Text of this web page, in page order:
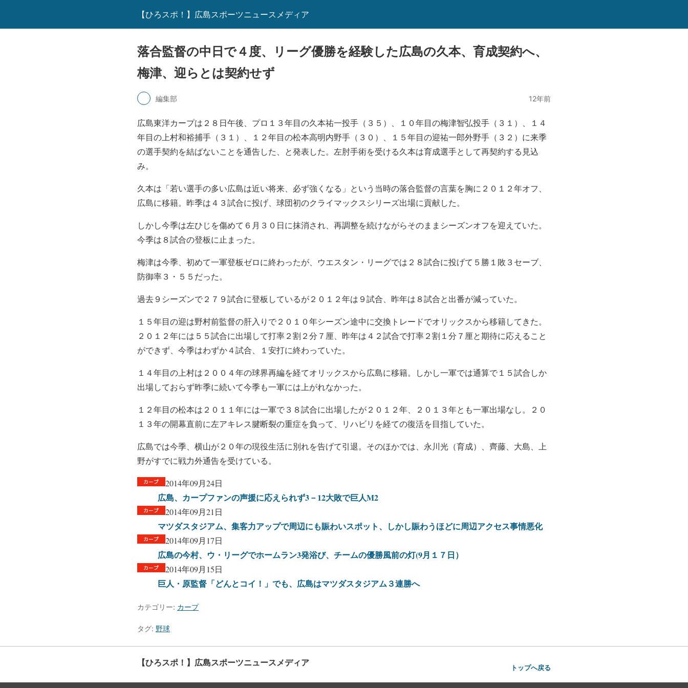
【ひろスポ！】広島スポーツニュースメディア
落合監督の中日で４度、リーグ優勝を経験した広島の久本、育成契約へ、
梅津、迎らとは契約せず
編集部 12年前
広島東洋カープは２８日午後、プロ１３年目の久本祐一投手（３５）、１０年目の梅津智弘投手（３１）、１４
年目の上村和裕捕手（３１）、１２年目の松本高明内野手（３０）、１５年目の迎祐一郎外野手（３２）に来季
の選手契約を結ばないことを通告した、と発表した。左肘手術を受ける久本は育成選手として再契約する見込
み。
久本は「若い選手の多い広島は近い将来、必ず強くなる」という当時の落合監督の言葉を胸に２０１２年オフ、
広島に移籍。昨季は４３試合に投げ、球団初のクライマックスシリーズ出場に貢献した。
しかし今季は左ひじを傷めて６月３０日に抹消され、再調整を続けながらそのままシーズンオフを迎えていた。
今季は８試合の登板に止まった。
梅津は今季、初めて一軍登板ゼロに終わったが、ウエスタン・リーグでは２８試合に投げて５勝１敗３セーブ、
防御率３・５５だった。
過去９シーズンで２７９試合に登板しているが２０１２年は９試合、昨年は８試合と出番が減っていた。
１５年目の迎は野村前監督の肝入りで２０１０年シーズン途中に交換トレードでオリックスから移籍してきた。
２０１２年には５５試合に出場して打率２割２分７厘、昨年は４２試合で打率２割１分７厘と期待に応えること
ができず、今季はわずか４試合、１安打に終わっていた。
１４年目の上村は２００４年の球界再編を経てオリックスから広島に移籍。しかし一軍では通算で１５試合しか
出場しておらず昨季に続いて今季も一軍には上がれなかった。
１２年目の松本は２０１１年には一軍で３８試合に出場したが２０１２年、２０１３年とも一軍出場なし。２０
１３年の開幕直前に左アキレス腱断裂の重症を負って、リハビリを経ての復活を目指していた。
広島では今季、横山が２０年の現役生活に別れを告げて引退。そのほかでは、永川光（育成）、齊藤、大島、上
野がすでに戦力外通告を受けている。
2014年09月24日
広島、カープファンの声援に応えられず3－12大敗で巨人M2
2014年09月21日
マツダスタジアム、集客力アップで周辺にも賑わいスポット、しかし賑わうほどに周辺アクセス事情悪化
2014年09月17日
広島の今村、ウ・リーグでホームラン3発浴び、チームの優勝風前の灯(9月１７日）
2014年09月15日
巨人・原監督「どんとコイ！」でも、広島はマツダスタジアム３連勝へ
カテゴリー: カープ
タグ: 野球
【ひろスポ！】広島スポーツニュースメディア トップへ戻る